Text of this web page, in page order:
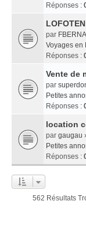
Réponses :
LOFOTEN
par
Voyages en
Réponses :
Vente de
par
Petites
Réponses :
location
par gaugau
Petites
Réponses :
562 Résultats